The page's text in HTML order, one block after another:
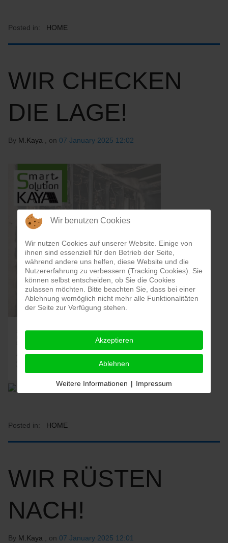
Posted in: HOME
WIR CHECKEN
DIE LAGE!
By M.Kaya , on 07 January 2025 12:02
Posted in: HOME
WIR RÜSTEN
NACH!
By M.Kaya , on 07 January 2025 12:01
Wir benutzen Cookies
Wir nutzen Cookies auf unserer Website. Einige von
ihnen sind essenziell für den Betrieb der Seite,
während andere uns helfen, diese Website und die
Nutzererfahrung zu verbessern (Tracking Cookies). Sie
können selbst entscheiden, ob Sie die Cookies
zulassen möchten. Bitte beachten Sie, dass bei einer
Ablehnung womöglich nicht mehr alle Funktionalitäten
der Seite zur Verfügung stehen.
Akzeptieren
Ablehnen
Weitere Informationen | Impressum